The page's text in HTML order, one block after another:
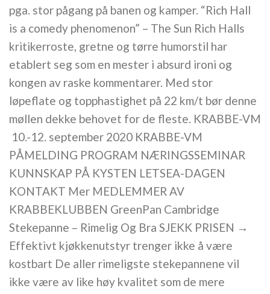
pga. stor pågang på banen og kamper. “Rich Hall
is a comedy phenomenon” – The Sun Rich Halls
kritikerroste, gretne og tørre humorstil har
etablert seg som en mester i absurd ironi og
kongen av raske kommentarer. Med stor
løpeflate og topphastighet på 22 km/t bør denne
møllen dekke behovet for de fleste. KRABBE-VM
​ 10.-12. september 2020 KRABBE-VM
PÅMELDING PROGRAM NÆRINGSSEMINAR
KUNNSKAP PÅ KYSTEN LETSEA-DAGEN
KONTAKT Mer MEDLEMMER AV
KRABBEKLUBBEN GreenPan Cambridge
Stekepanne – Rimelig Og Bra SJEKK PRISEN →
Effektivt kjøkkenutstyr trenger ikke å være
kostbart De aller rimeligste stekepannene vil
ikke være av like høy kvalitet som de mere